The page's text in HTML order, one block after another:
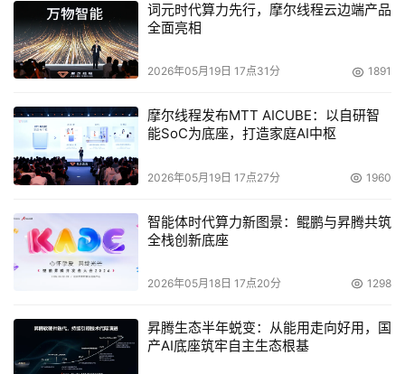
词元时代算力先行，摩尔线程云边端产品
全面亮相
2026年05月19日 17点31分 1891
摩尔线程发布MTT AICUBE：以自研智
能SoC为底座，打造家庭AI中枢
2026年05月19日 17点27分 1960
智能体时代算力新图景：鲲鹏与昇腾共筑
全栈创新底座
2026年05月18日 17点20分 1298
昇腾生态半年蜕变：从能用走向好用，国
产AI底座筑牢自主生态根基